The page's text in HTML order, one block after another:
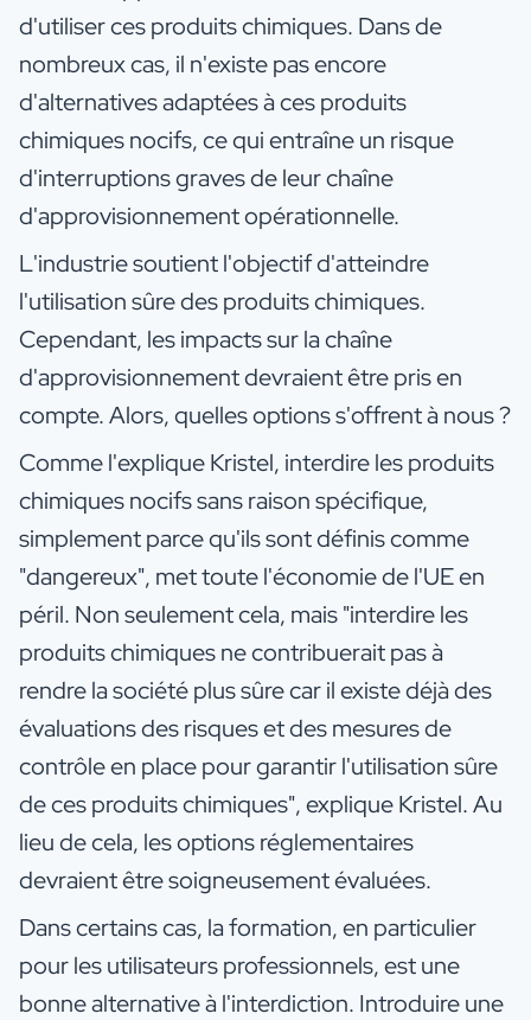
d'utiliser ces produits chimiques. Dans de
nombreux cas, il n'existe pas encore
d'alternatives adaptées à ces produits
chimiques nocifs, ce qui entraîne un risque
d'interruptions graves de leur chaîne
d'approvisionnement opérationnelle.
L'industrie soutient l'objectif d'atteindre
l'utilisation sûre des produits chimiques.
Cependant, les impacts sur la chaîne
d'approvisionnement devraient être pris en
compte. Alors, quelles options s'offrent à nous ?
Comme l'explique Kristel, interdire les produits
chimiques nocifs sans raison spécifique,
simplement parce qu'ils sont définis comme
"dangereux", met toute l'économie de l'UE en
péril. Non seulement cela, mais "interdire les
produits chimiques ne contribuerait pas à
rendre la société plus sûre car il existe déjà des
évaluations des risques et des mesures de
contrôle en place pour garantir l'utilisation sûre
de ces produits chimiques", explique Kristel. Au
lieu de cela, les options réglementaires
devraient être soigneusement évaluées.
Dans certains cas, la formation, en particulier
pour les utilisateurs professionnels, est une
bonne alternative à l'interdiction. Introduire une